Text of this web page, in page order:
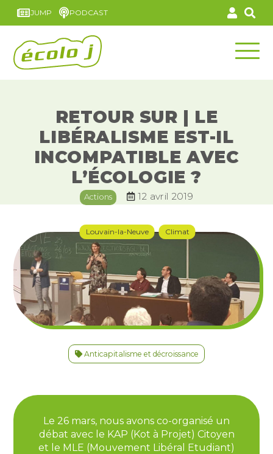
JUMP PODCAST
RETOUR SUR | LE
LIBÉRALISME EST-IL
INCOMPATIBLE AVEC
L’ÉCOLOGIE ?
Actions 12 avril 2019
Louvain-la-Neuve Climat
Anticapitalisme et décroissance
Le 26 mars, nous avons co-organisé un
débat avec le KAP (Kot à Projet) Citoyen
et le MLE (Mouvement Libéral Etudiant)